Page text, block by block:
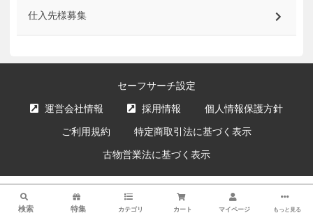
仕入先様募集
セーフサーチ設定
運営会社情報 採用情報 個人情報保護方針
ご利用規約 特定商取引法に基づく表示
古物営業法に基づく表示
複製、無断転載を禁止します。
© XPRICE Inc. All Rights Reserved.
検索 特集 カテゴリ カート マイページ もっと見る
検索